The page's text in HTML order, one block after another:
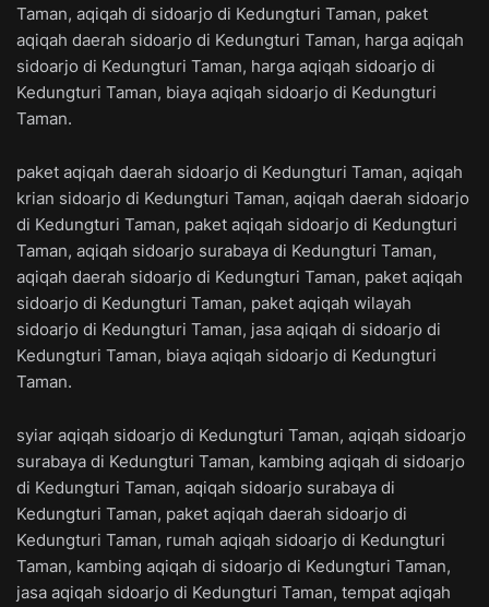
Taman, aqiqah di sidoarjo di Kedungturi Taman, paket
aqiqah daerah sidoarjo di Kedungturi Taman, harga aqiqah
sidoarjo di Kedungturi Taman, harga aqiqah sidoarjo di
Kedungturi Taman, biaya aqiqah sidoarjo di Kedungturi
Taman.
paket aqiqah daerah sidoarjo di Kedungturi Taman, aqiqah
krian sidoarjo di Kedungturi Taman, aqiqah daerah sidoarjo
di Kedungturi Taman, paket aqiqah sidoarjo di Kedungturi
Taman, aqiqah sidoarjo surabaya di Kedungturi Taman,
aqiqah daerah sidoarjo di Kedungturi Taman, paket aqiqah
sidoarjo di Kedungturi Taman, paket aqiqah wilayah
sidoarjo di Kedungturi Taman, jasa aqiqah di sidoarjo di
Kedungturi Taman, biaya aqiqah sidoarjo di Kedungturi
Taman.
syiar aqiqah sidoarjo di Kedungturi Taman, aqiqah sidoarjo
surabaya di Kedungturi Taman, kambing aqiqah di sidoarjo
di Kedungturi Taman, aqiqah sidoarjo surabaya di
Kedungturi Taman, paket aqiqah daerah sidoarjo di
Kedungturi Taman, rumah aqiqah sidoarjo di Kedungturi
Taman, kambing aqiqah di sidoarjo di Kedungturi Taman,
jasa aqiqah sidoarjo di Kedungturi Taman, tempat aqiqah